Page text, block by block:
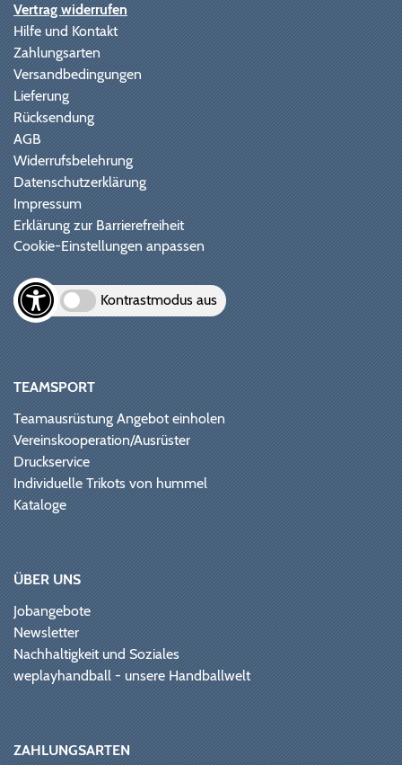
Vertrag widerrufen
Hilfe und Kontakt
Zahlungsarten
Versandbedingungen
Lieferung
Rücksendung
AGB
Widerrufsbelehrung
Datenschutzerklärung
Impressum
Erklärung zur Barrierefreiheit
Cookie-Einstellungen anpassen
Kontrastmodus aus
TEAMSPORT
Teamausrüstung Angebot einholen
Vereinskooperation/Ausrüster
Druckservice
Individuelle Trikots von hummel
Kataloge
ÜBER UNS
Jobangebote
Newsletter
Nachhaltigkeit und Soziales
weplayhandball - unsere Handballwelt
ZAHLUNGSARTEN